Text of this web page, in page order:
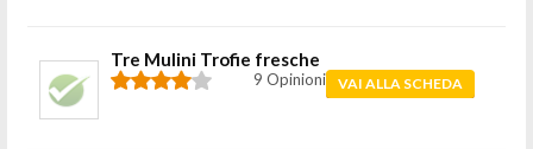
Tre Mulini Trofie fresche
9 Opinioni VAI ALLA SCHEDA